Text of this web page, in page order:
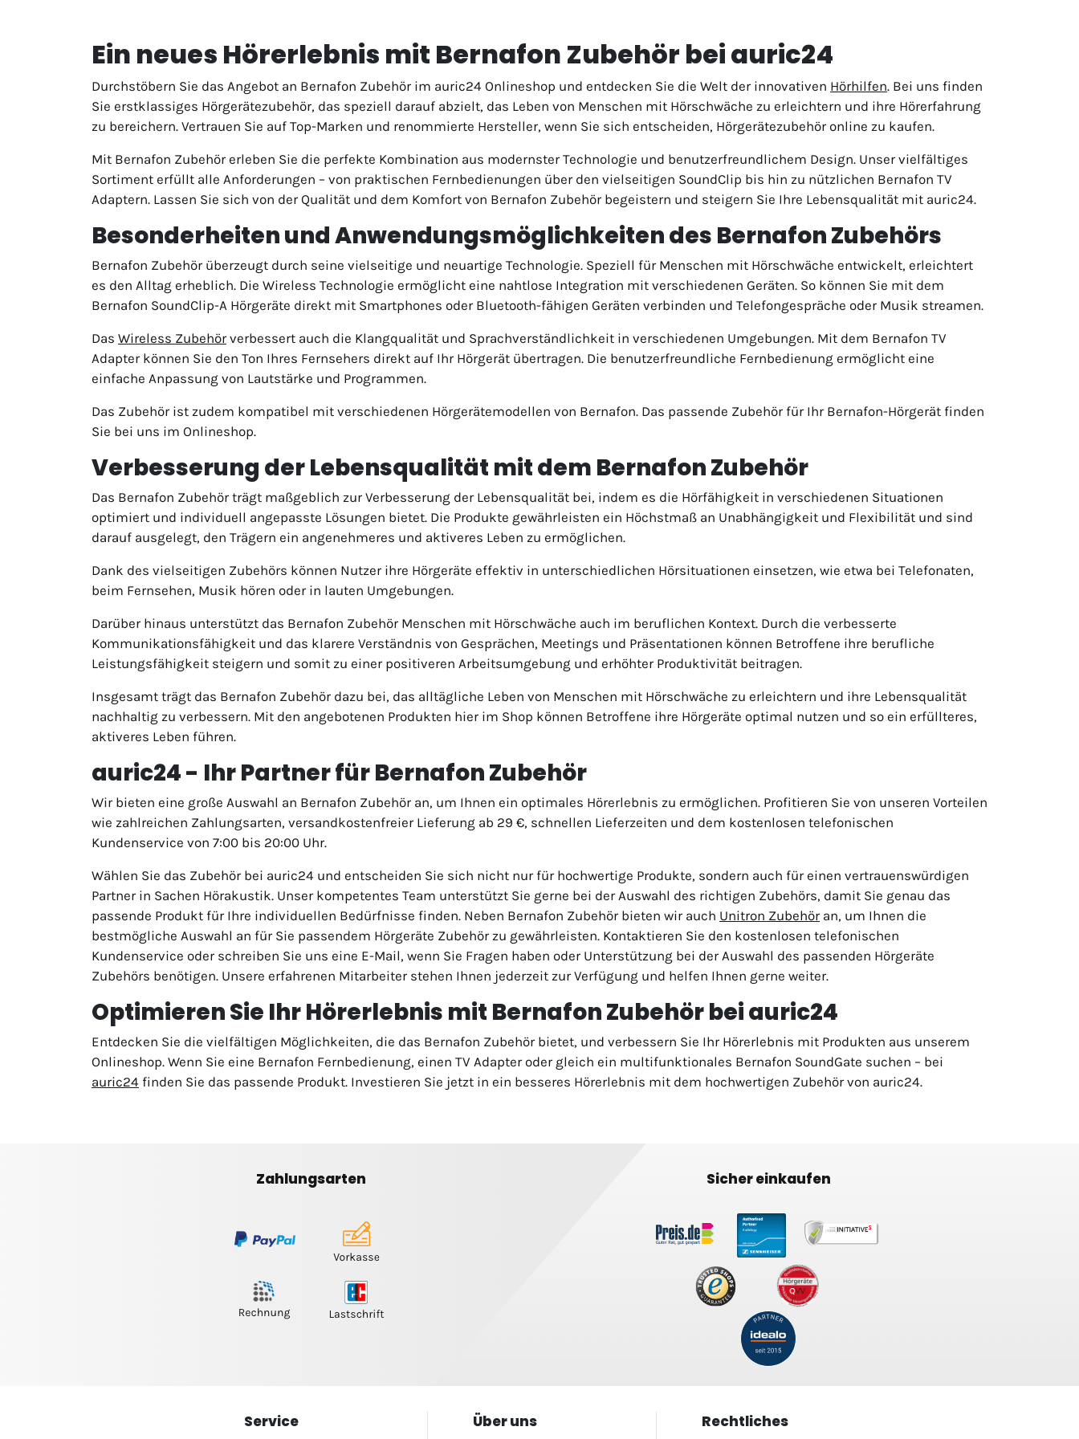
Ein neues Hörerlebnis mit Bernafon Zubehör bei auric24
Durchstöbern Sie das Angebot an Bernafon Zubehör im auric24 Onlineshop und entdecken Sie die Welt der innovativen Hörhilfen. Bei uns finden
Sie erstklassiges Hörgerätezubehör, das speziell darauf abzielt, das Leben von Menschen mit Hörschwäche zu erleichtern und ihre Hörerfahrung
zu bereichern. Vertrauen Sie auf Top-Marken und renommierte Hersteller, wenn Sie sich entscheiden, Hörgerätezubehör online zu kaufen.
Mit Bernafon Zubehör erleben Sie die perfekte Kombination aus modernster Technologie und benutzerfreundlichem Design. Unser vielfältiges
Sortiment erfüllt alle Anforderungen – von praktischen Fernbedienungen über den vielseitigen SoundClip bis hin zu nützlichen Bernafon TV
Adaptern. Lassen Sie sich von der Qualität und dem Komfort von Bernafon Zubehör begeistern und steigern Sie Ihre Lebensqualität mit auric24.
Besonderheiten und Anwendungsmöglichkeiten des Bernafon Zubehörs
Bernafon Zubehör überzeugt durch seine vielseitige und neuartige Technologie. Speziell für Menschen mit Hörschwäche entwickelt, erleichtert
es den Alltag erheblich. Die Wireless Technologie ermöglicht eine nahtlose Integration mit verschiedenen Geräten. So können Sie mit dem
Bernafon SoundClip-A Hörgeräte direkt mit Smartphones oder Bluetooth-fähigen Geräten verbinden und Telefongespräche oder Musik streamen.
Das Wireless Zubehörverbessert auch die Klangqualität und Sprachverständlichkeit in verschiedenen Umgebungen. Mit dem Bernafon TV
Adapter können Sie den Ton Ihres Fernsehers direkt auf Ihr Hörgerät übertragen. Die benutzerfreundliche Fernbedienung ermöglicht eine
einfache Anpassung von Lautstärke und Programmen.
Das Zubehör ist zudem kompatibel mit verschiedenen Hörgerätemodellen von Bernafon. Das passende Zubehör für Ihr Bernafon-Hörgerät finden
Sie bei uns im Onlineshop.
Verbesserung der Lebensqualität mit dem Bernafon Zubehör
Das Bernafon Zubehör trägt maßgeblich zur Verbesserung der Lebensqualität bei, indem es die Hörfähigkeit in verschiedenen Situationen
optimiert und individuell angepasste Lösungen bietet. Die Produkte gewährleisten ein Höchstmaß an Unabhängigkeit und Flexibilität und sind
darauf ausgelegt, den Trägern ein angenehmeres und aktiveres Leben zu ermöglichen.
Dank des vielseitigen Zubehörs können Nutzer ihre Hörgeräte effektiv in unterschiedlichen Hörsituationen einsetzen, wie etwa bei Telefonaten,
beim Fernsehen, Musik hören oder in lauten Umgebungen.
Darüber hinaus unterstützt das Bernafon Zubehör Menschen mit Hörschwäche auch im beruflichen Kontext. Durch die verbesserte
Kommunikationsfähigkeit und das klarere Verständnis von Gesprächen, Meetings und Präsentationen können Betroffene ihre berufliche
Leistungsfähigkeit steigern und somit zu einer positiveren Arbeitsumgebung und erhöhter Produktivität beitragen.
Insgesamt trägt das Bernafon Zubehör dazu bei, das alltägliche Leben von Menschen mit Hörschwäche zu erleichtern und ihre Lebensqualität
nachhaltig zu verbessern. Mit den angebotenen Produkten hier im Shop können Betroffene ihre Hörgeräte optimal nutzen und so ein erfüllteres,
aktiveres Leben führen.
auric24 - Ihr Partner für Bernafon Zubehör
Wir bieten eine große Auswahl an Bernafon Zubehör an, um Ihnen ein optimales Hörerlebnis zu ermöglichen. Profitieren Sie von unseren Vorteilen
wie zahlreichen Zahlungsarten, versandkostenfreier Lieferung ab 29 €, schnellen Lieferzeiten und dem kostenlosen telefonischen
Kundenservice von 7:00 bis 20:00 Uhr.
Wählen Sie das Zubehör bei auric24 und entscheiden Sie sich nicht nur für hochwertige Produkte, sondern auch für einen vertrauenswürdigen
Partner in Sachen Hörakustik. Unser kompetentes Team unterstützt Sie gerne bei der Auswahl des richtigen Zubehörs, damit Sie genau das
passende Produkt für Ihre individuellen Bedürfnisse finden. Neben Bernafon Zubehör bieten wir auch Unitron Zubehöran, um Ihnen die
bestmögliche Auswahl an für Sie passendem Hörgeräte Zubehör zu gewährleisten. Kontaktieren Sie den kostenlosen telefonischen
Kundenservice oder schreiben Sie uns eine E-Mail, wenn Sie Fragen haben oder Unterstützung bei der Auswahl des passenden Hörgeräte
Zubehörs benötigen. Unsere erfahrenen Mitarbeiter stehen Ihnen jederzeit zur Verfügung und helfen Ihnen gerne weiter.
Optimieren Sie Ihr Hörerlebnis mit Bernafon Zubehör bei auric24
Entdecken Sie die vielfältigen Möglichkeiten, die das Bernafon Zubehör bietet, und verbessern Sie Ihr Hörerlebnis mit Produkten aus unserem
Onlineshop. Wenn Sie eine Bernafon Fernbedienung, einen TV Adapter oder gleich ein multifunktionales Bernafon SoundGate suchen – bei
auric24 finden Sie das passende Produkt. Investieren Sie jetzt in ein besseres Hörerlebnis mit dem hochwertigen Zubehör von auric24.
Zahlungsarten Sicher einkaufen
Service Über uns Rechtliches